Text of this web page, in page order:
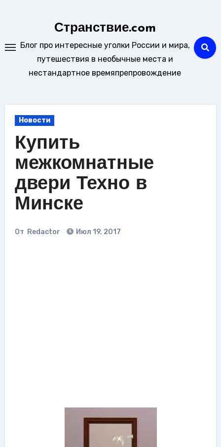
Странствие.com
Блог про интересные уголки России и мира,
путешествия в необычные места и
нестандартное времяпрепровождение
Новости
Купить
межкомнатные
двери Техно в
Минске
От Redactor Июл 19, 2017